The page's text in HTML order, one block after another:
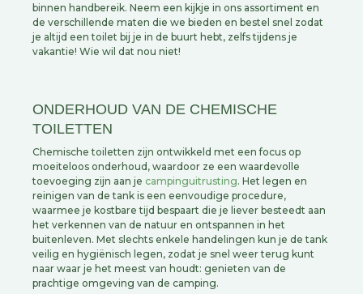
binnen handbereik. Neem een kijkje in ons assortiment en
de verschillende maten die we bieden en bestel snel zodat
je altijd een toilet bij je in de buurt hebt, zelfs tijdens je
vakantie! Wie wil dat nou niet!
ONDERHOUD VAN DE CHEMISCHE
TOILETTEN
Chemische toiletten zijn ontwikkeld met een focus op
moeiteloos onderhoud, waardoor ze een waardevolle
toevoeging zijn aan je campinguitrusting. Het legen en
reinigen van de tank is een eenvoudige procedure,
waarmee je kostbare tijd bespaart die je liever besteedt aan
het verkennen van de natuur en ontspannen in het
buitenleven. Met slechts enkele handelingen kun je de tank
veilig en hygiënisch legen, zodat je snel weer terug kunt
naar waar je het meest van houdt: genieten van de
prachtige omgeving van de camping.